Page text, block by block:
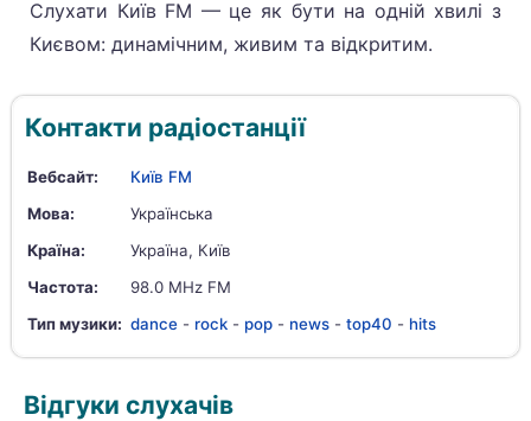
Слухати Київ FM — це як бути на одній хвилі з
Києвом: динамічним, живим та відкритим.
Контакти радіостанції
Вебсайт:
Київ FM
Мова:
Українська
Країна:
Україна, Київ
Частота:
98.0 MHz FM
Тип музики: dance - rock - pop - news - top40 - hits
Відгуки слухачів